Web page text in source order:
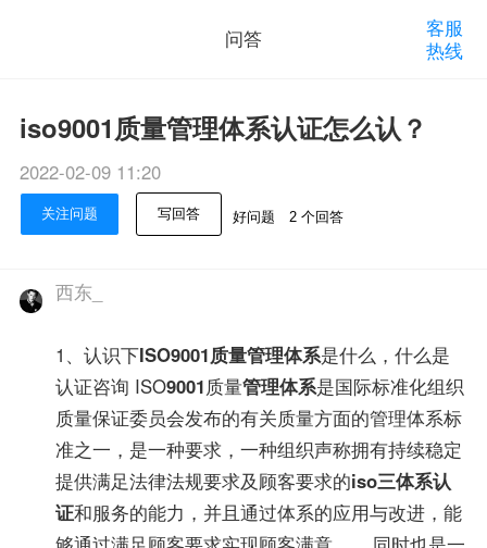
问答
客服
热线
iso9001质量管理体系认证怎么认？
2022-02-09 11:20
关注问题 写回答 好问题 2 个回答
西东_
1、认识下ISO9001质量管理体系是什么，什么是
认证咨询 ISO9001质量管理体系是国际标准化组织
质量保证委员会发布的有关质量方面的管理体系标
准之一，是一种要求，一种组织声称拥有持续稳定
提供满足法律法规要求及顾客要求的iso三体系认
证和服务的能力，并且通过体系的应用与改进，能